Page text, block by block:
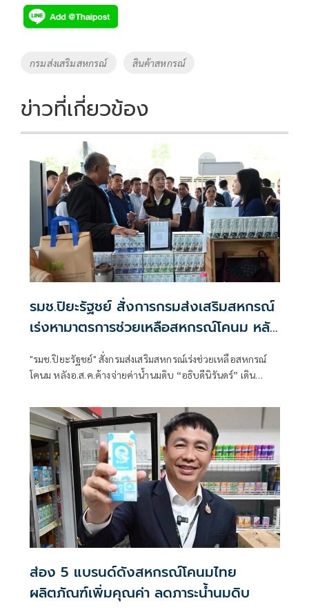
e
b
o
k
tt
er
p
y
Li
k
Tags
กรมส่งเสริมสหกรณ์ สินค้าสหกรณ์
ข่าวที่เกี่ยวข้อง
รมช.ปิยะรัฐชย์ สั่งการกรมส่งเสริมสหกรณ์
เร่งหามาตรการช่วยเหลือสหกรณ์โคนม หลัง
อ.ส.ค.ค้างจ่ายค่าน้ำนมดิบ เตรียมงบ กพส.
350 ล.กู้ยืมดอกเบี้ยต่ำกรณีพิเศษเสริม
"รมช.ปิยะรัฐชย์" สั่งกรมส่งเสริมสหกรณ์เร่งช่วยเหลือสหกรณ์
โคนม หลังอ.ส.ค.ค้างจ่ายค่าน้ำนมดิบ “อธิบดีนิรันดร์” เดิน
โคนม พร้อมเผยปีนี้เตรียมเงินกพส.ดอกเบี้ยต่ำไว้ 350 ล้านบาท
ให้สหกรณ์กู้ยืมเป็นกรณีพิเศษ เพื่อเสริมสภาพคล่องดำเนินธุรกิจ
สหกรณ์โคนม
ส่อง 5 แบรนด์ดังสหกรณ์โคนมไทย
ผลิตภัณฑ์เพิ่มคุณค่า ลดภาระน้ำนมดิบ